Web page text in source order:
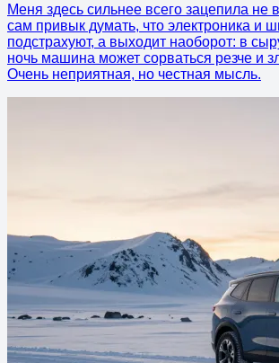
Меня здесь сильнее всего зацепила не
сам привык думать, что электроника и
подстрахуют, а выходит наоборот: в
ночь машина может сорваться резче и
Очень неприятная, но честная мысль.